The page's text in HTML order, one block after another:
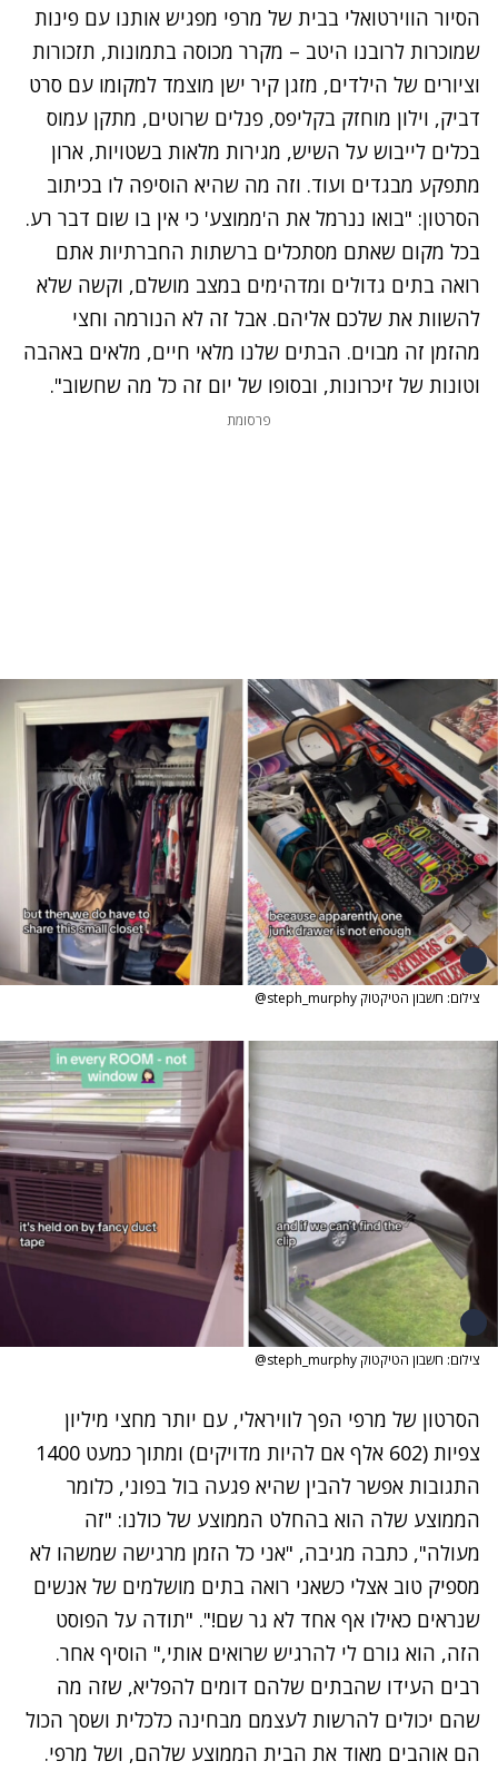
הסיור הווירטואלי בבית של מרפי מפגיש אותנו עם פינות
שמוכרות לרובנו היטב – מקרר מכוסה בתמונות, תזכורות
וציורים של הילדים, מזגן קיר ישן מוצמד למקומו עם סרט
דביק, וילון מוחזק בקליפס, פנלים שרוטים, מתקן עמוס
בכלים לייבוש על השיש, מגירות מלאות בשטויות, ארון
מתפקע מבגדים ועוד. וזה מה שהיא הוסיפה לו בכיתוב
הסרטון: "בואו ננרמל את ה'ממוצע' כי אין בו שום דבר רע.
בכל מקום שאתם מסתכלים ברשתות החברתיות אתם
רואה בתים גדולים ומדהימים במצב מושלם, וקשה שלא
להשוות את שלכם אליהם. אבל זה לא הנורמה וחצי
מהזמן זה מבוים. הבתים שלנו מלאי חיים, מלאים באהבה
וטונות של זיכרונות, ובסופו של יום זה כל מה שחשוב".
פרסומת
צילום: חשבון הטיקטוק steph_murphy@
צילום: חשבון הטיקטוק steph_murphy@
הסרטון של מרפי הפך לוויראלי, עם יותר מחצי מיליון
צפיות (602 אלף אם להיות מדויקים) ומתוך כמעט 1400
התגובות אפשר להבין שהיא פגעה בול בפוני, כלומר
הממוצע שלה הוא בהחלט הממוצע של כולנו: "זה
מעולה", כתבה מגיבה, "אני כל הזמן מרגישה שמשהו לא
מספיק טוב אצלי כשאני רואה בתים מושלמים של אנשים
שנראים כאילו אף אחד לא גר שם!". "תודה על הפוסט
הזה, הוא גורם לי להרגיש שרואים אותי," הוסיף אחר.
רבים העידו שהבתים שלהם דומים להפליא, שזה מה
שהם יכולים להרשות לעצמם מבחינה כלכלית ושסך הכול
הם אוהבים מאוד את הבית הממוצע שלהם, ושל מרפי.